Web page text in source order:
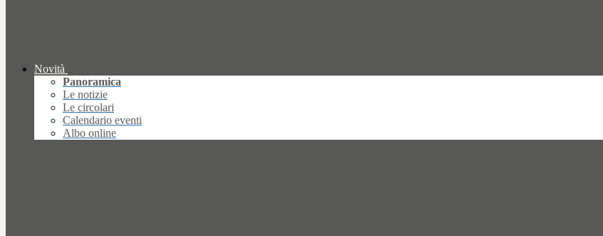
Novità
Panoramica
Le notizie
Le circolari
Calendario eventi
Albo online